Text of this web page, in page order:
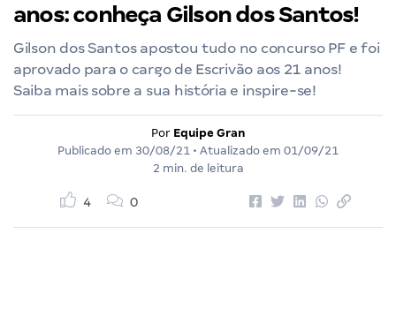
anos: conheça Gilson dos Santos!
Gilson dos Santos apostou tudo no concurso PF e foi
aprovado para o cargo de Escrivão aos 21 anos!
Saiba mais sobre a sua história e inspire-se!
Por Equipe Gran
Publicado em 30/08/21 • Atualizado em 01/09/21
2 min. de leitura
4 0